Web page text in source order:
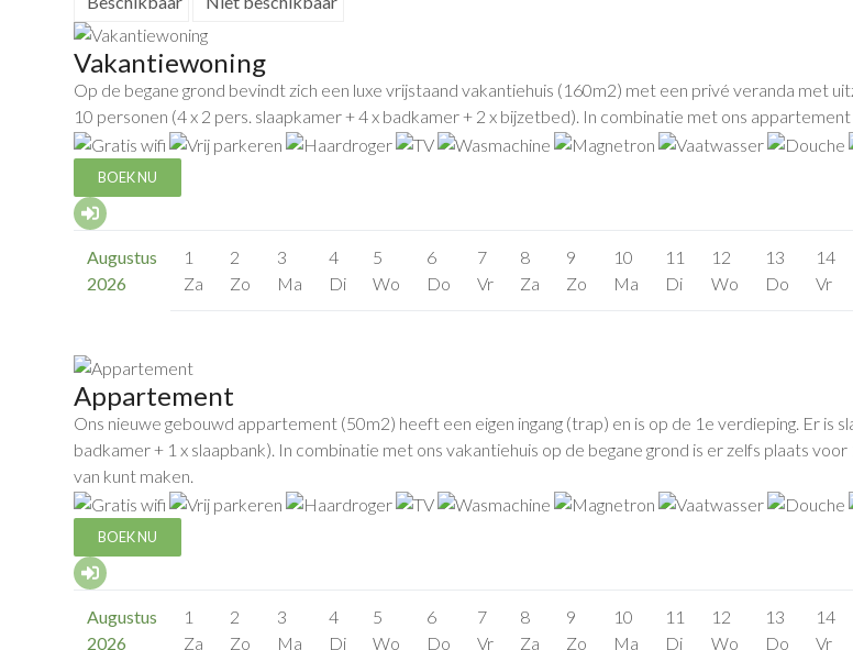
Vakantiewoning
Op de begane grond bevindt zich een luxe vrijstaand vakantiehuis (160m2) met een privé veranda met
10 personen (4 x 2 pers. slaapkamer + 4 x badkamer + 2 x bijzetbed). In combinatie met ons
BOEK NU
Augustus
2026
1
Za
2
Zo
3
Ma
4
Di
5
Wo
6
Do
7
Vr
8
Za
9
Zo
10
Ma
11
Di
12
Wo
13
Do
14
Vr
Appartement
Ons nieuwe gebouwd appartement (50m2) heeft een eigen ingang (trap) en is op de 1e verdieping. Er is
badkamer + 1 x slaapbank). In combinatie met ons vakantiehuis op de begane grond is er zelfs plaats
van kunt maken.
BOEK NU
Augustus
2026
1
Za
2
Zo
3
Ma
4
Di
5
Wo
6
Do
7
Vr
8
Za
9
Zo
10
Ma
11
Di
12
Wo
13
Do
14
Vr